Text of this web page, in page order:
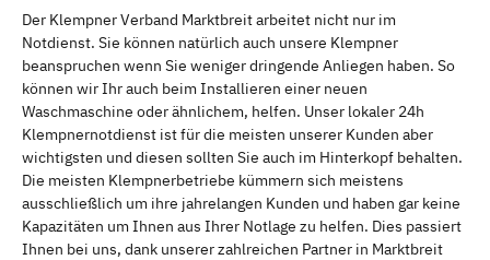
Der Klempner Verband Marktbreit arbeitet nicht nur im
Notdienst. Sie können natürlich auch unsere Klempner
beanspruchen wenn Sie weniger dringende Anliegen haben. So
können wir Ihr auch beim Installieren einer neuen
Waschmaschine oder ähnlichem, helfen. Unser lokaler 24h
Klempnernotdienst ist für die meisten unserer Kunden aber
wichtigsten und diesen sollten Sie auch im Hinterkopf behalten.
Die meisten Klempnerbetriebe kümmern sich meistens
ausschließlich um ihre jahrelangen Kunden und haben gar keine
Kapazitäten um Ihnen aus Ihrer Notlage zu helfen. Dies passiert
Ihnen bei uns, dank unserer zahlreichen Partner in Marktbreit